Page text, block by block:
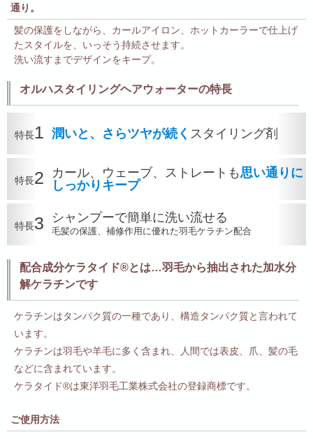
通り。
髪の保護をしながら、カールアイロン、ホットカーラーで仕上げ
たスタイルを、いっそう持続させます。
洗い流すまでデザインをキープ。
オルハスタイリングヘアウォーターの特長
特長1 潤いと、さらツヤが続く スタイリング剤
特長2 カール、ウェーブ、ストレートも思い通りに
しっかりキープ
特長3 シャンプーで簡単に洗い流せる
毛髪の保護、補修作用に優れた羽毛ケラチン配合
配合成分ケラタイド®とは…羽毛から抽出された加水分
解ケラチンです
ケラチンはタンパク質の一種であり、構造タンパク質と言われて
います。
ケラチンは羽毛や羊毛に多く含まれ、人間では表皮、爪、髪の毛
などに含まれています。
ケラタイド®は東洋羽毛工業株式会社の登録商標です。
ご使用方法